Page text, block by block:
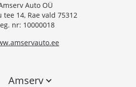
Auto OÜ
tee 14, Rae vald 75312
nr: 10000018
Amserv